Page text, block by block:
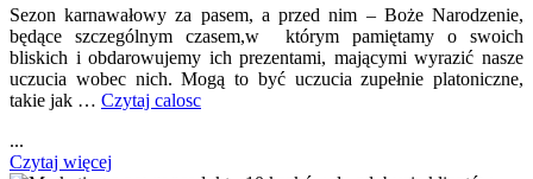
Sezon karnawałowy za pasem, a przed nim – Boże Narodzenie,
będące szczególnym czasem,w którym pamiętamy o swoich
bliskich i obdarowujemy ich prezentami, mającymi wyrazić nasze
uczucia wobec nich. Mogą to być uczucia zupełnie platoniczne,
takie jak … Czytaj calosc
...
Czytaj więcej